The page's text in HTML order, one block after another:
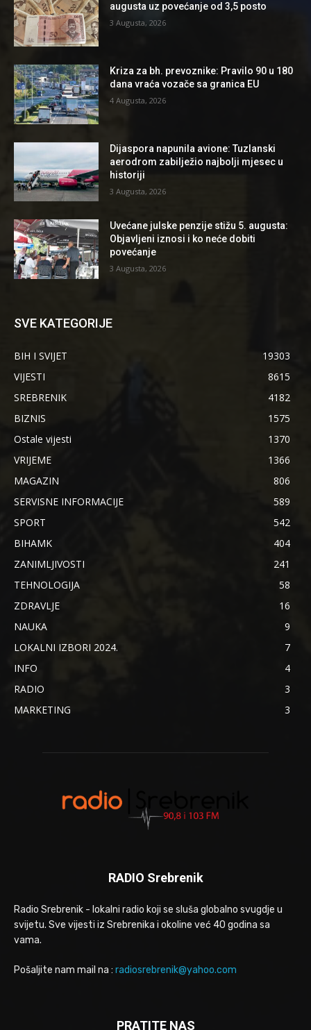
augusta uz povećanje od 3,5 posto
3 Augusta, 2026
Kriza za bh. prevoznike: Pravilo 90 u 180
dana vraća vozače sa granica EU
4 Augusta, 2026
Dijaspora napunila avione: Tuzlanski
aerodrom zabilježio najbolji mjesec u
historiji
3 Augusta, 2026
Uvećane julske penzije stižu 5. augusta:
Objavljeni iznosi i ko neće dobiti
povećanje
3 Augusta, 2026
SVE KATEGORIJE
BIH I SVIJET
19303
VIJESTI
8615
SREBRENIK
4182
BIZNIS
1575
Ostale vijesti
1370
VRIJEME
1366
MAGAZIN
806
SERVISNE INFORMACIJE
589
SPORT
542
BIHAMK
404
ZANIMLJIVOSTI
241
TEHNOLOGIJA
58
ZDRAVLJE
16
NAUKA
9
LOKALNI IZBORI 2024.
7
INFO
4
RADIO
3
MARKETING
3
RADIO Srebrenik
Radio Srebrenik - lokalni radio koji se sluša globalno svugdje u
svijetu. Sve vijesti iz Srebrenika i okoline već 40 godina sa
vama.
Pošaljite nam mail na : radiosrebrenik@yahoo.com
PRATITE NAS